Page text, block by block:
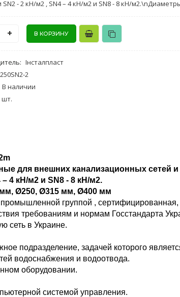
SN2 - 2 кН/м2 , SN4 – 4 кН/м2 и SN8 - 8 кН/
+
: Інсталпласт
250SN2-2
В наличии
шт.
для внешних канализационных сетей и
4 кН/м2 и SN8 - 8 кН/м2.
Ø250, Ø315 мм, Ø400 мм
группой ,
требованиям и нормам Госстандарта
сеть в Украине.
подразделение, задачей которого
водоснабжения и водоотвода.
оборудовании.
системой управления.